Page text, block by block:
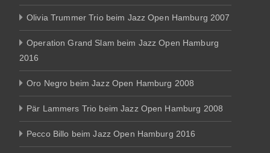
Olivia Trummer Trio beim Jazz Open Hamburg 2007
Operation Grand Slam beim Jazz Open Hamburg
2016
Oro Negro beim Jazz Open Hamburg 2008
Pär Lammers Trio beim Jazz Open Hamburg 2008
Pecco Billo beim Jazz Open Hamburg 2016